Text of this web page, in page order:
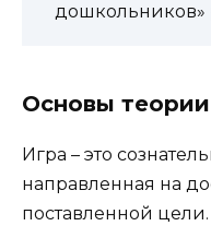
дошкольников»
Основы
Игра – это
направленная на
поставленной